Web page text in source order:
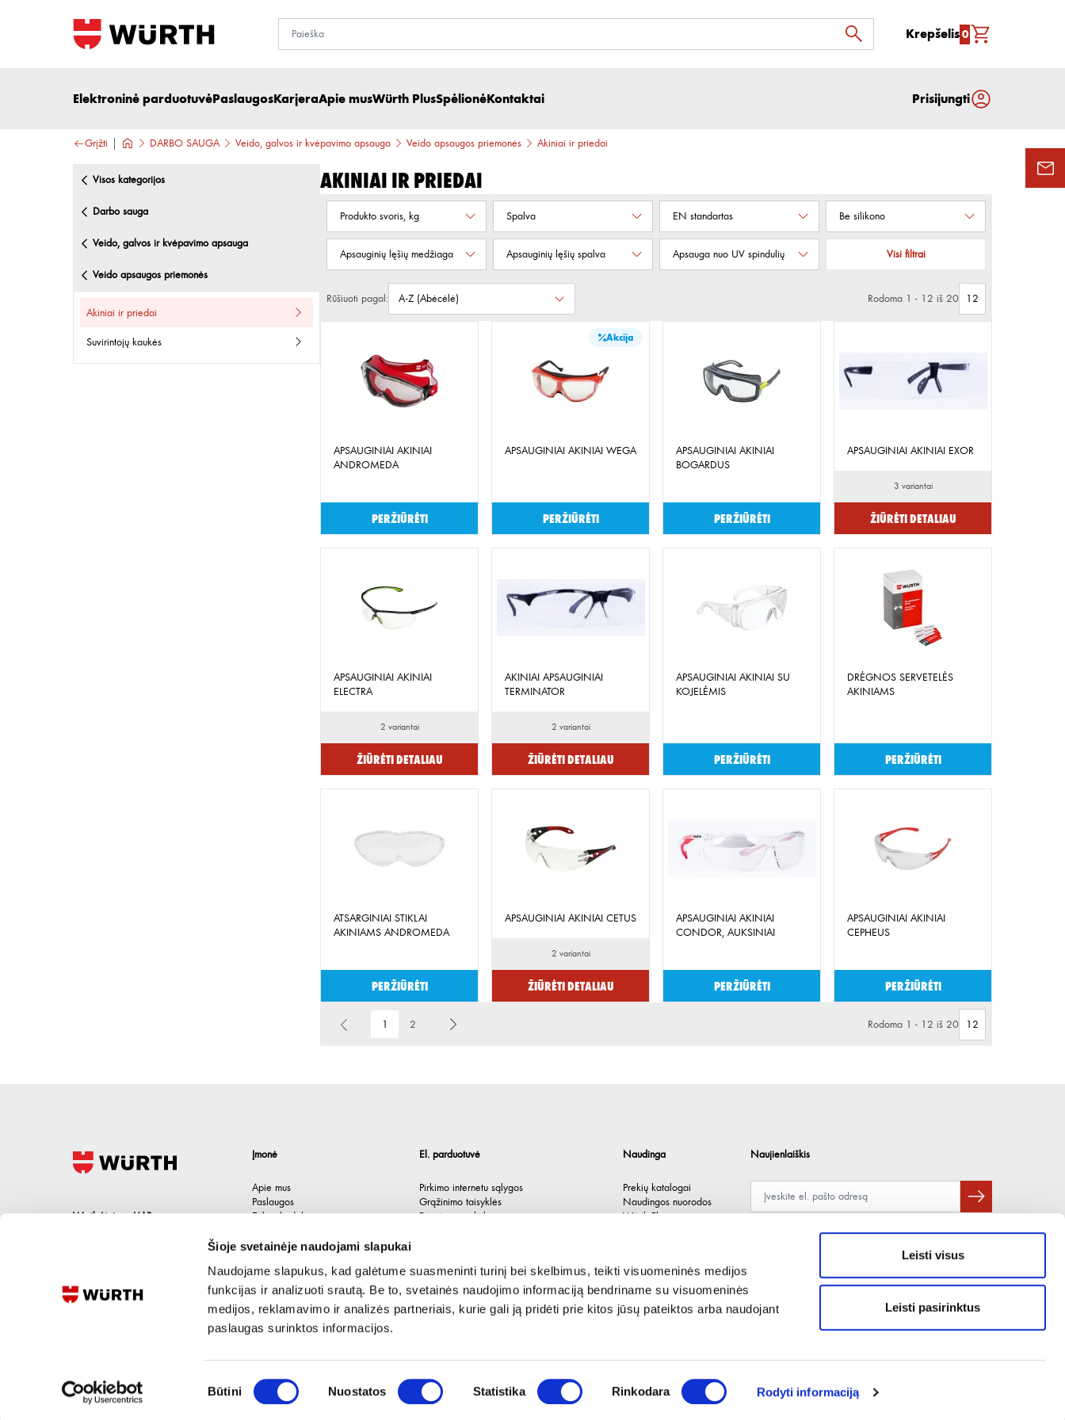
Šioje svetainėje naudojami slapukai
Naudojame slapukus, kad galėtume suasmeninti turinį bei skelbimus, teikti visuomeninės medijos
funkcijas ir analizuoti srautą. Be to, svetainės naudojimo informaciją bendriname su visuomeninės
medijos, reklamavimo ir analizės partneriais, kurie gali ją pridėti prie kitos jūsų pateiktos arba naudojant
paslaugas surinktos informacijos.
pasirinkimas
Būtini Nuostatos Statistika Rinkodara Rodyti informaciją
Leisti visus
Leisti pasirinktus
Krepšelis0
Elektroninė parduotuvėPaslaugosKarjeraApie musWürth PlusSpėlionėKontaktai Prisijungti
Grįžti DARBO SAUGA Veido, galvos ir kvėpavimo apsauga Veido apsaugos priemonės Akiniai ir priedai
visos kategorijos
darbo sauga
veido, galvos ir kvėpavimo apsauga
veido apsaugos priemonės
akiniai ir priedai
suvirintojų kaukės
Akiniai ir priedai
Produkto svoris, kg Spalva EN standartas Be silikono
Apsauginių lęšių medžiaga Apsauginių lęšių spalva Apsauga nuo UV spindulių Visi filtrai
Rūšiuoti pagal: Rodoma 1 - 12 iš 20
APSAUGINIAI AKINIAI
ANDROMEDA
Peržiūrėti
Akcija
APSAUGINIAI AKINIAI WEGA
Peržiūrėti
APSAUGINIAI AKINIAI
BOGARDUS
Peržiūrėti
APSAUGINIAI AKINIAI EXOR
3 variantai
Žiūrėti detaliau
APSAUGINIAI AKINIAI
ELECTRA
2 variantai
Žiūrėti detaliau
AKINIAI APSAUGINIAI
TERMINATOR
2 variantai
Žiūrėti detaliau
APSAUGINIAI AKINIAI SU
KOJELĖMIS
Peržiūrėti
DRĖGNOS SERVETELĖS
AKINIAMS
Peržiūrėti
ATSARGINIAI STIKLAI
AKINIAMS ANDROMEDA
Peržiūrėti
APSAUGINIAI AKINIAI CETUS
2 variantai
Žiūrėti detaliau
APSAUGINIAI AKINIAI
CONDOR, AUKSINIAI
Peržiūrėti
APSAUGINIAI AKINIAI
CEPHEUS
Peržiūrėti
1 2 Rodoma 1 - 12 iš 20
Wurth Lietuva UAB
Lietuva
Įmonė
Apie mus
Paslaugos
Etikos kodeksas
Kontaktai
El. parduotuvė
Pirkimo internetu sąlygos
Grąžinimo taisyklės
Privatumo politika
Naudinga
Prekių katalogai
Naudingos nuorodos
Würth Plus
Naujienlaiškis
Pateikdami el. paštą sutinkate gauti tiesioginę rinkodarą.
PRODUKTUS TIEKIAME TIK SUTARTINIAMS VERSLO KLIENTAMS
©2026UAB Wurth Lietuva